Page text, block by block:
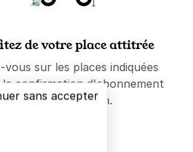
de votre place attitrée
vous sur les places indiquées
la confirmation d'abonnement
ou de réservation.
sans accepter